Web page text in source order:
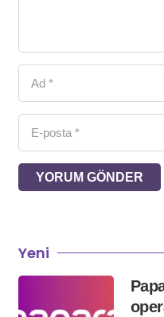
YORUM GÖNDER
Yeni